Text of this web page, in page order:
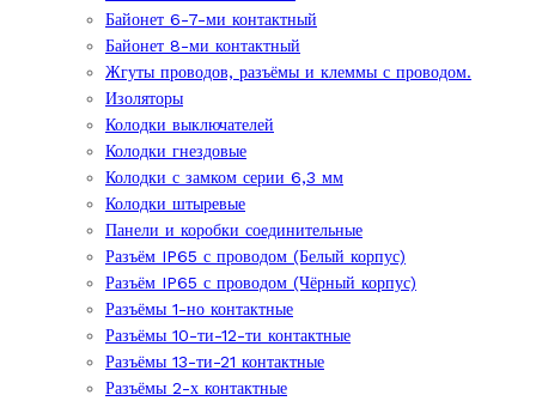
Байонет 6-7-ми контактный
Байонет 8-ми контактный
Жгуты проводов, разъёмы и клеммы с проводом.
Изоляторы
Колодки выключателей
Колодки гнездовые
Колодки с замком серии 6,3 мм
Колодки штыревые
Панели и коробки соединительные
Разъём IP65 с проводом (Белый корпус)
Разъём IP65 с проводом (Чёрный корпус)
Разъёмы 1-но контактные
Разъёмы 10-ти-12-ти контактные
Разъёмы 13-ти-21 контактные
Разъёмы 2-х контактные